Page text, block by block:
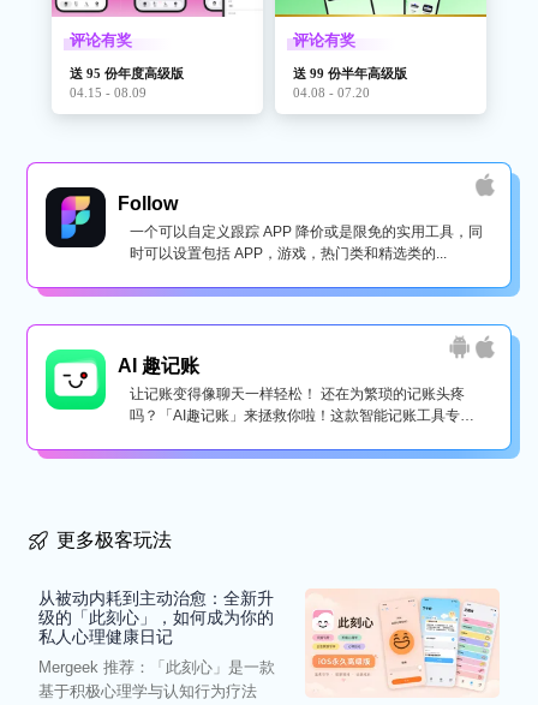
评论有奖
送 95 份年度高级版
04.15 - 08.09
评论有奖
送 99 份半年高级版
04.08 - 07.20
Follow
一个可以自定义跟踪 APP 降价或是限免的实用工具，同
时可以设置包括 APP，游戏，热门类和精选类的...
AI 趣记账
让记账变得像聊天一样轻松！ 还在为繁琐的记账头疼
吗？「AI趣记账」来拯救你啦！这款智能记账工具专为
更多极客玩法
从被动内耗到主动治愈：全新升
级的「此刻心」，如何成为你的
私人心理健康日记
Mergeek 推荐：「此刻心」是一款
基于积极心理学与认知行为疗法